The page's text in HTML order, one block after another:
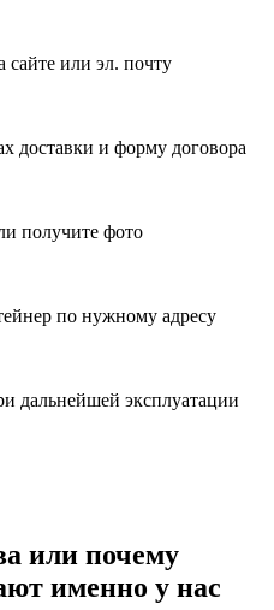
сайте или эл. почту
доставки и форму договора
получите фото
по нужному адресу
дальнейшей эксплуатации
или почему
именно у нас